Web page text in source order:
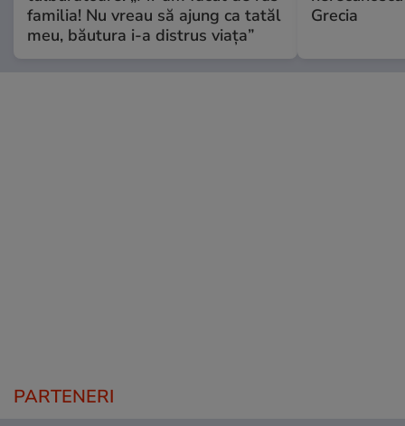
familia! Nu vreau să ajung ca tatăl
meu, băutura i-a distrus viața”
Grecia
PARTENERI